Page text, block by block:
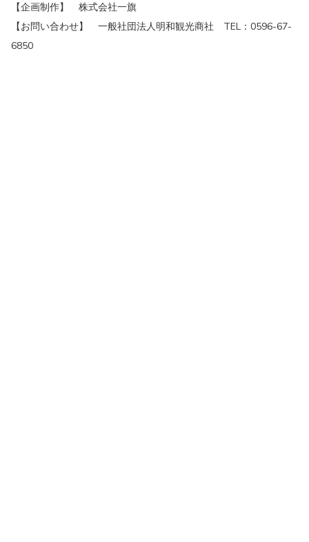
【企画制作】 株式会社一旗
【お問い合わせ】 一般社団法人明和観光商社 TEL：0596-67-
6850